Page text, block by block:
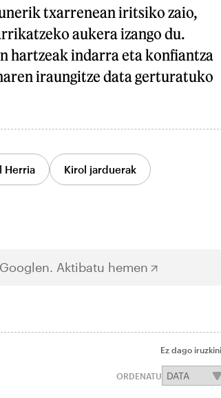
txarrenean iritsiko zaio,
aukera izango du.
hartzeak indarra eta konfiantza
iraungitze data gerturatuko
Herria Kirol jarduerak
Aktibatu hemen
Ez dago
ORDENATU